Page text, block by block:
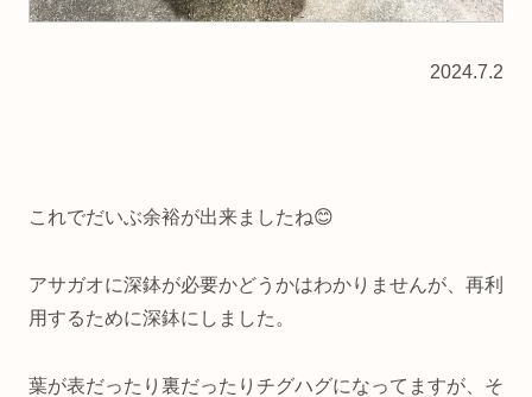
2024.7.2
これでだいぶ余裕が出来ましたね😊
アサガオに深鉢が必要かどうかはわかりませんが、再利
用するために深鉢にしました。
葉が表だったり裏だったりチグハグになってますが、そ